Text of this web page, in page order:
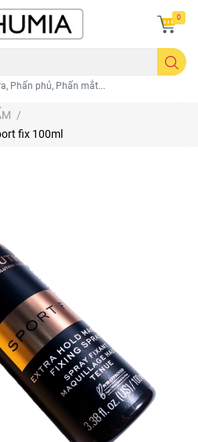
Phấn phủ, Phấn mắt...
0
/
fix 100ml